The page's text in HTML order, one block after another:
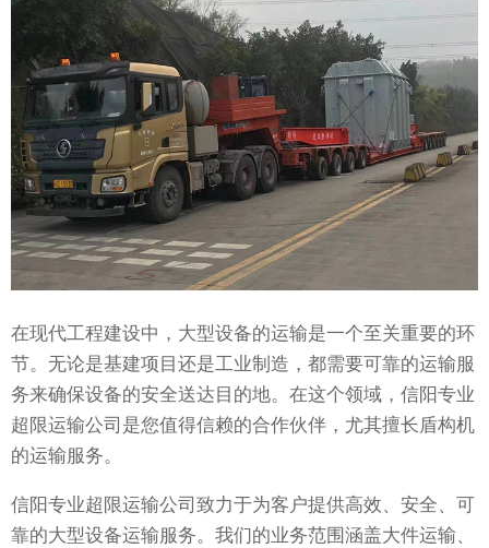
在现代工程建设中，大型设备的运输是一个至关重要的环
节。无论是基建项目还是工业制造，都需要可靠的运输服
务来确保设备的安全送达目的地。在这个领域，信阳专业
超限运输公司是您值得信赖的合作伙伴，尤其擅长盾构机
的运输服务。
信阳专业超限运输公司致力于为客户提供高效、安全、可
靠的大型设备运输服务。我们的业务范围涵盖大件运输、